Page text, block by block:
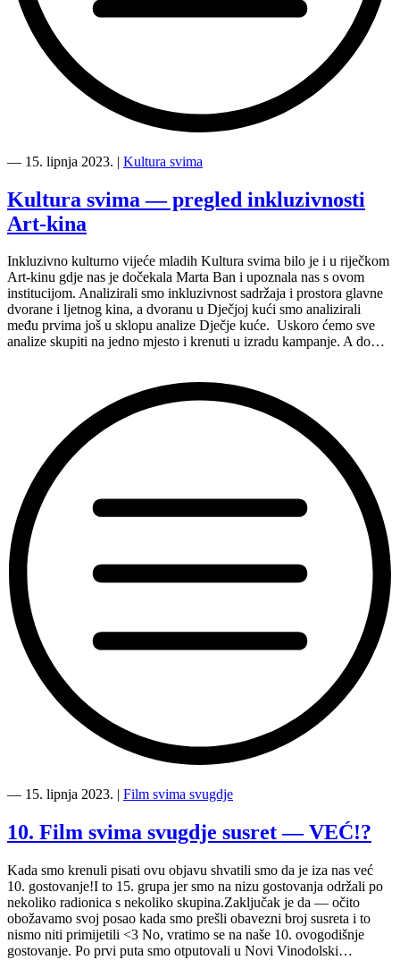
4
Film
svima
2023”
― 15. lipnja 2023. | Kultura svima
Kultura svima — pregled inkluzivnosti
Art-kina
Inkluzivno kulturno vijeće mladih Kultura svima bilo je i u riječkom
Art-kinu gdje nas je dočekala Marta Ban i upoznala nas s ovom
institucijom. Analizirali smo inkluzivnost sadržaja i prostora glavne
dvorane i ljetnog kina, a dvoranu u Dječjoj kući smo analizirali
među prvima još u sklopu analize Dječje kuće. Uskoro ćemo sve
analize skupiti na jedno mjesto i krenuti u izradu kampanje. A do…
svima
pregled
inkluzivnosti
kina”
― 15. lipnja 2023. | Film svima svugdje
10. Film svima svugdje susret — VEĆ!?
Kada smo krenuli pisati ovu objavu shvatili smo da je iza nas već
10. gostovanje!I to 15. grupa jer smo na nizu gostovanja održali po
nekoliko radionica s nekoliko skupina.Zaključak je da — očito
obožavamo svoj posao kada smo prešli obavezni broj susreta i to
nismo niti primijetili <3 No, vratimo se na naše 10. ovogodišnje
gostovanje. Po prvi puta smo otputovali u Novi Vinodolski…